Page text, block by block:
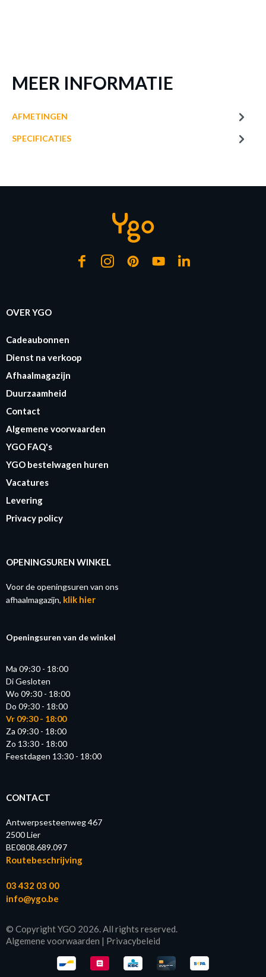
MEER INFORMATIE
AFMETINGEN
SPECIFICATIES
OVER YGO
Cadeaubonnen
Dienst na verkoop
Afhaalmagazijn
Duurzaamheid
Contact
Algemene voorwaarden
YGO FAQ's
YGO bestelwagen huren
Vacatures
Levering
Privacy policy
OPENINGSUREN WINKEL
Voor de openingsuren van ons
afhaalmagazijn, klik hier
Openingsuren van de winkel
Ma 09:30 - 18:00
Di Gesloten
Wo 09:30 - 18:00
Do 09:30 - 18:00
Vr 09:30 - 18:00
Za 09:30 - 18:00
Zo 13:30 - 18:00
Feestdagen 13:30 - 18:00
CONTACT
Antwerpsesteenweg 467
2500 Lier
BE0808.689.097
Routebeschrijving
03 432 03 00
info@ygo.be
© Copyright YGO 2026. All rights reserved.
Algemene voorwaarden | Privacybeleid